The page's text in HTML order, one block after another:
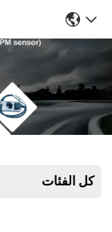
كل الفئات